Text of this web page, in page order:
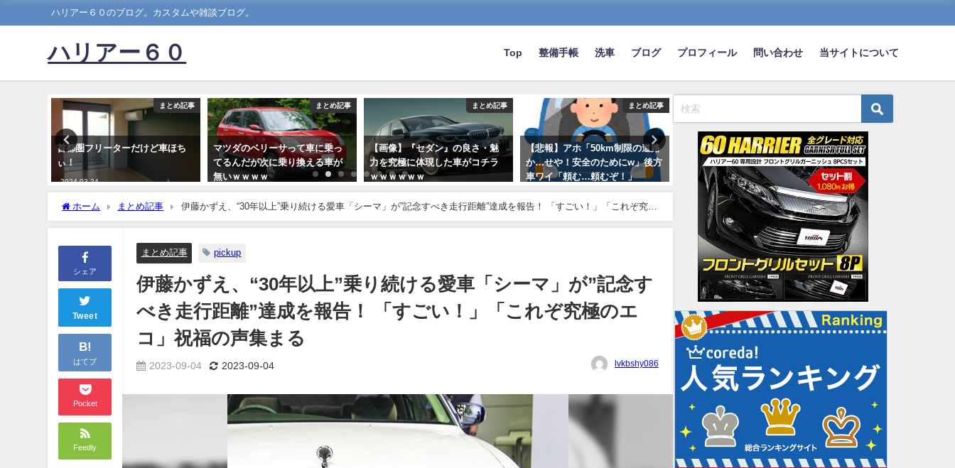
ハリアー６０のブログ。カスタムや雑談ブログ。
ハリアー６０ Top 整備手帳 洗車 ブログ プロフィール 問い合わせ 当サイトについて
まとめ記事
首都圏フリーターだけど車ほち
ぃ！
2024-03-24
まとめ記事
マツダのベリーサって車に乗っ
てるんだが次に乗り換える車が
無いｗｗｗｗ
まとめ記事
【画像】『セダン』の良さ・魅
力を究極に体現した車がコチラ
ｗｗｗｗｗｗ
まとめ記事
【悲報】アホ「50km制限の道路
か…せや！安全のためにw」後方
車ワイ「頼む…頼むぞ！」
貧乏人「本物の金持ちはベンツ
BMWに乗らない」←コレｗｗｗ
ｗｗｗ
2018-11-25
【悲報】交通安全協会役員
合で飲酒運転対策議論した
飲酒運転で事故
2022-12-13
ホーム まとめ記事
伊藤かずえ、“30年以上”乗り続ける愛車「シーマ」が”記念すべき走行距離”達成を報告！ 「すごい！」「これぞ究極
のエコ」祝福の声集まる
シェア
Tweet
B!
はてブ
Pocket
Feedly
まとめ記事 pickup
伊藤かずえ、“30年以上”乗り続ける愛車「シーマ」が”記念す
べき走行距離”達成を報告！ 「すごい！」「これぞ究極のエ
コ」祝福の声集まる
2023-09-04 2023-09-04 lvkbshy086